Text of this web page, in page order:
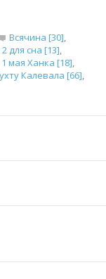
Всячина [30],
для сна [13],
1 мая Ханка [18],
Калевала [66],